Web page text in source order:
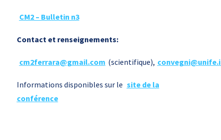
CM2 – Bulletin n3
Contact et renseignements:
cm2ferrara@gmail.com (scientifique),
Informations disponibles sur le site de la
conférence